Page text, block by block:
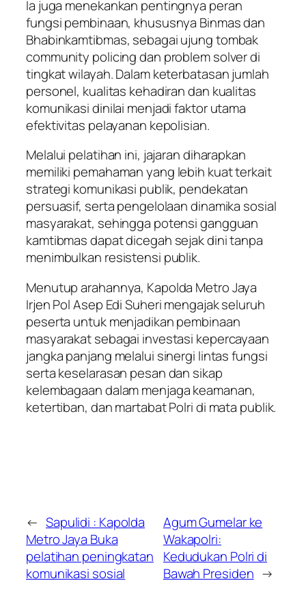
Ia juga menekankan pentingnya peran
fungsi pembinaan, khususnya Binmas dan
Bhabinkamtibmas, sebagai ujung tombak
community policing dan problem solver di
tingkat wilayah. Dalam keterbatasan jumlah
personel, kualitas kehadiran dan kualitas
komunikasi dinilai menjadi faktor utama
efektivitas pelayanan kepolisian.
Melalui pelatihan ini, jajaran diharapkan
memiliki pemahaman yang lebih kuat terkait
strategi komunikasi publik, pendekatan
persuasif, serta pengelolaan dinamika sosial
masyarakat, sehingga potensi gangguan
kamtibmas dapat dicegah sejak dini tanpa
menimbulkan resistensi publik.
Menutup arahannya, Kapolda Metro Jaya
Irjen Pol Asep Edi Suheri mengajak seluruh
peserta untuk menjadikan pembinaan
masyarakat sebagai investasi kepercayaan
jangka panjang melalui sinergi lintas fungsi
serta keselarasan pesan dan sikap
kelembagaan dalam menjaga keamanan,
ketertiban, dan martabat Polri di mata publik.
← Sapulidi : Kapolda
Metro Jaya Buka
pelatihan peningkatan
komunikasi sosial
Agum Gumelar ke
Wakapolri:
Kedudukan Polri di
Bawah Presiden →